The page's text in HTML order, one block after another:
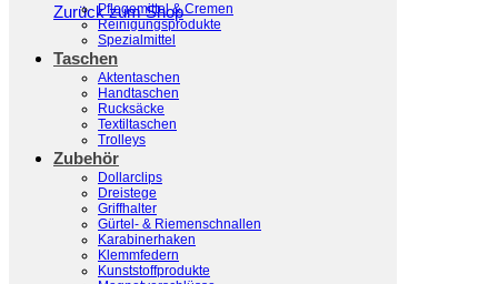
Zurück zum Shop
Pflegemittel & Cremen
Reinigungsprodukte
Spezialmittel
Taschen
Aktentaschen
Handtaschen
Rucksäcke
Textiltaschen
Trolleys
Zubehör
Dollarclips
Dreistege
Griffhalter
Gürtel- & Riemenschnallen
Karabinerhaken
Klemmfedern
Kunststoffprodukte
Eisen
3 mm
Ähnliche Produkte